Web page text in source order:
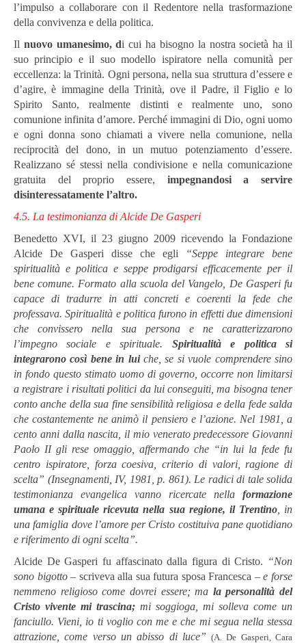
l’impulso a collaborare con il Redentore nella trasformazione
della convivenza e della politica.
Il nuovo umanesimo, di cui ha bisogno la nostra società ha il
suo principio e il suo modello ispiratore nella comunità per
eccellenza: la Trinità. Ogni persona, nella sua struttura d’essere e
d’agire, è immagine della Trinità, ove il Padre, il Figlio e lo
Spirito Santo, realmente distinti e realmente uno, sono
comunione infinita d’amore. Perché immagini di Dio, ogni uomo
e ogni donna sono chiamati a vivere nella comunione, nella
reciprocità del dono, in un mutuo potenziamento d’essere.
Realizzano sé stessi nella condivisione e nella comunicazione
gratuita del proprio essere, impegnandosi a servire
disinteressatamente l’altro.
4.5. La testimonianza di Alcide De Gasperi
Benedetto XVI, il 23 giugno 2009 ricevendo la Fondazione
Alcide De Gasperi disse che egli
“Seppe integrare bene
spiritualità e politica e seppe prodigarsi efficacemente per il
bene comune. Formato alla scuola del Vangelo, De Gasperi fu
capace di tradurre in atti concreti e coerenti la fede che
professava. Spiritualità e politica furono in effetti due dimensioni
che convissero nella sua persona e ne caratterizzarono
l’impegno sociale e spirituale. Spiritualità e politica si
integrarono così bene in luiche, se si vuole comprendere sino
in fondo questo stimato uomo di governo, occorre non limitarsi
a registrare i risultati politici da lui conseguiti, ma bisogna tener
conto anche della sua fine sensibilità religiosa e della fede salda
che costantemente ne animò il pensiero e l’azione. Nel 1981, a
cento anni dalla nascita, il mio venerato predecessore Giovanni
Paolo II gli rese omaggio, affermando che “in lui la fede fu
centro ispiratore, forza coesiva, criterio di valori, ragione di
scelta” (Insegnamenti, IV, 1981, p. 861). Le radici di tale solida
testimonianza evangelica vanno ricercate nella formazione
umana e spirituale ricevuta nella sua regione, il Trentino, in
una famiglia dove l’amore per Cristo costituiva pane quotidiano
e riferimento di ogni scelta”.
Alcide De Gasperi fu affascinato dalla figura di Cristo. “Non
sono bigotto– scriveva alla sua futura sposa Francesca –e forse
nemmeno religioso come dovrei essere; ma la personalità del
Cristo vivente mi trascina; mi soggioga, mi solleva come un
fanciullo. Vieni, io ti voglio con me e che mi segua nella stessa
attrazione, come verso un abisso di luce”(A. De Gasperi, Cara